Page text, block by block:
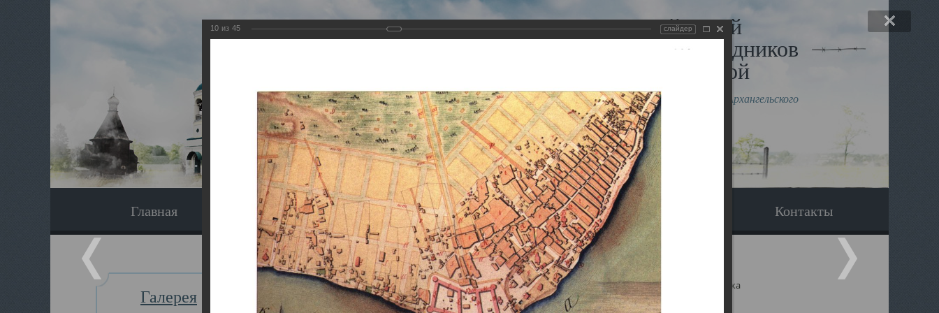
Виртуальный музей
Новомучеников и исповедников
Земли Архангельской
Сайт создан по благословлению митрополита Архангельского
и Холмогорского Даниила
Главная Экскурсия Наследники Галерея Вопрос-ответ Контакты
Галерея
Главная Галерея Храмы-мученики Архангельска Свято-Троицкий собор Архангельска
10 из 45 слайдер